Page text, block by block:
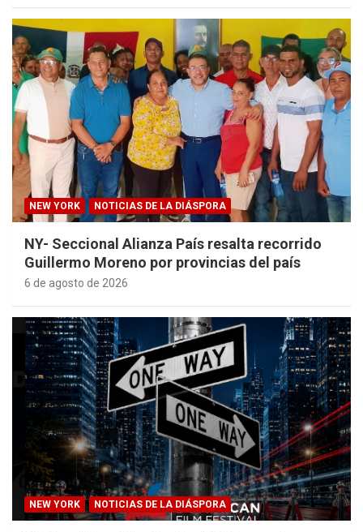
NEW YORK NOTICIAS DE LA DIÁSPORA
NY- Seccional Alianza País resalta recorrido
Guillermo Moreno por provincias del país
6 de agosto de 2026
NEW YORK NOTICIAS DE LA DIÁSPORA